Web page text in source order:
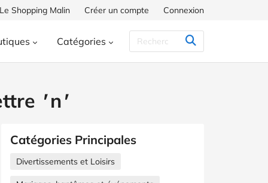
Shopping Malin Créer un compte Connexion
JD Sports
NIKE OUIGO Photobox
Vorwerk WeightWatchers
Catégories
Maison et jardin
et Loisirs Auto et moto
' n'
Catégories Principales
Divertissements et Loisirs